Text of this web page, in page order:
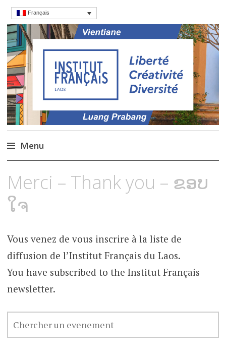
Français
Institut français du
Laos
Cours, culture et débats d'idées au Laos
Menu
au
contenu
principal
Merci – Thank you – ຂອບ​
ໃຈ
Vous venez de vous inscrire à la liste de
diffusion de l’Institut Français du Laos.
You have subscribed to the Institut Français
newsletter.
UN